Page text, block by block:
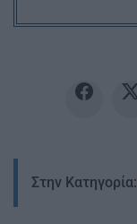
Στην Κατηγορία: